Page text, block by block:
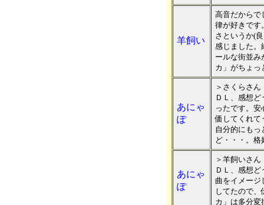
羊飼い
高音だからで
律が好きです
さというか(
感じました。
ールな街並み
カ」がちょっ
あにゃ
ぽ
＞さくらさん
ＤＬ、感想
ったです。
価してくれて
自分的にもっ
ど・・・。
あにゃ
ぽ
＞羊飼いさん
ＤＬ、感想ど
曲をイメージ
してたので
カ」は多分変